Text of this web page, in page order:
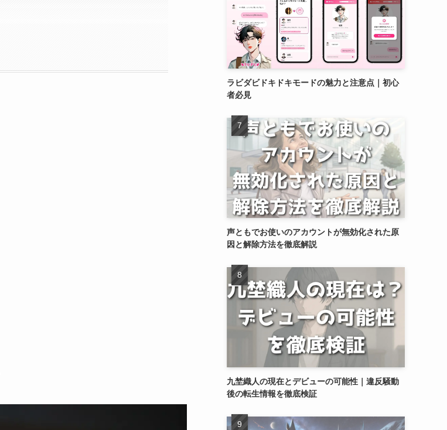
ラビダビドキドキモードの魅力と注意点｜初心
者必見
声ともでお使いのアカウントが無効化された原
因と解除方法を徹底解説
九埜織人の現在とデビューの可能性｜違反騒動
後の転生情報を徹底検証